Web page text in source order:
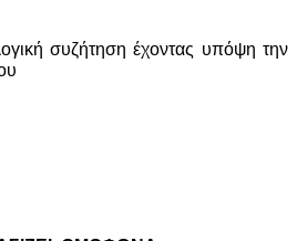
συζήτηση έχοντας υπόψη την